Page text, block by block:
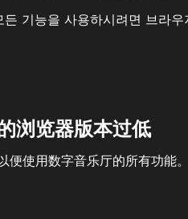
기능을 사용하시려면 브라
浏览器版本过低
便使用数字音乐厅的所有功能。